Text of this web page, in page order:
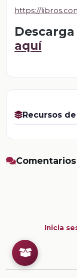
https://
aquí
Recursos
Comentarios
Inicia